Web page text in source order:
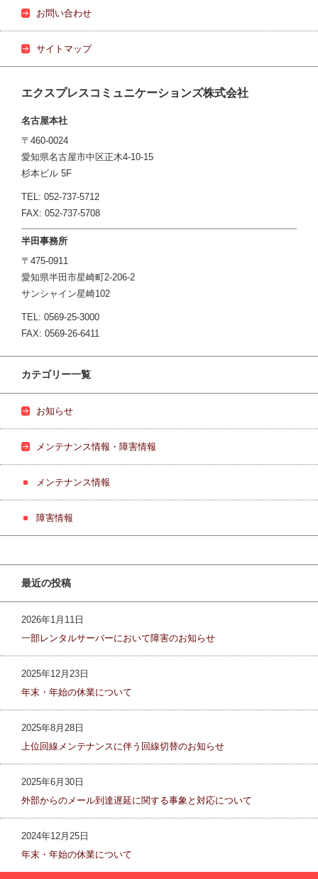
お問い合わせ
サイトマップ
エクスプレスコミュニケーションズ株式会社
名古屋本社
〒460-0024
愛知県名古屋市中区正木4-10-15
杉本ビル 5F
TEL: 052-737-5712
FAX: 052-737-5708
半田事務所
〒475-0911
愛知県半田市星崎町2-206-2
サンシャイン星崎102
TEL: 0569-25-3000
FAX: 0569-26-6411
カテゴリー一覧
お知らせ
メンテナンス情報・障害情報
メンテナンス情報
障害情報
最近の投稿
2026年1月11日
一部レンタルサーバーにおいて障害のお知らせ
2025年12月23日
年末・年始の休業について
2025年8月28日
上位回線メンテナンスに伴う回線切替のお知らせ
2025年6月30日
外部からのメール到達遅延に関する事象と対応について
2024年12月25日
年末・年始の休業について